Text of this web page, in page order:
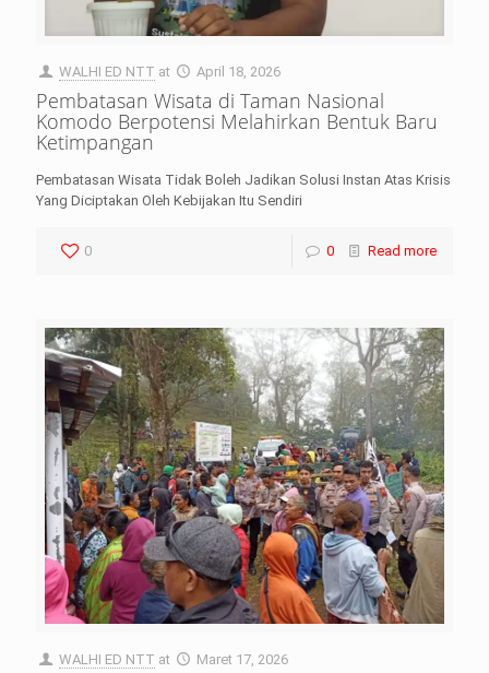
WALHI ED NTT at April 18, 2026
Pembatasan Wisata di Taman Nasional
Komodo Berpotensi Melahirkan Bentuk Baru
Ketimpangan
Pembatasan Wisata Tidak Boleh Jadikan Solusi Instan Atas Krisis
Yang Diciptakan Oleh Kebijakan Itu Sendiri
0 0 Read more
WALHI ED NTT at Maret 17, 2026